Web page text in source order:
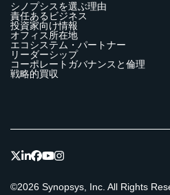
シノプシスを選ぶ理由
責任あるビジネス
投資家向け情報
オフィス所在地
エコシステム・パートナー
リーダーシップ
コーポレートガバナンスと倫理
戦略的買収
©2026 Synopsys, Inc. All Rights